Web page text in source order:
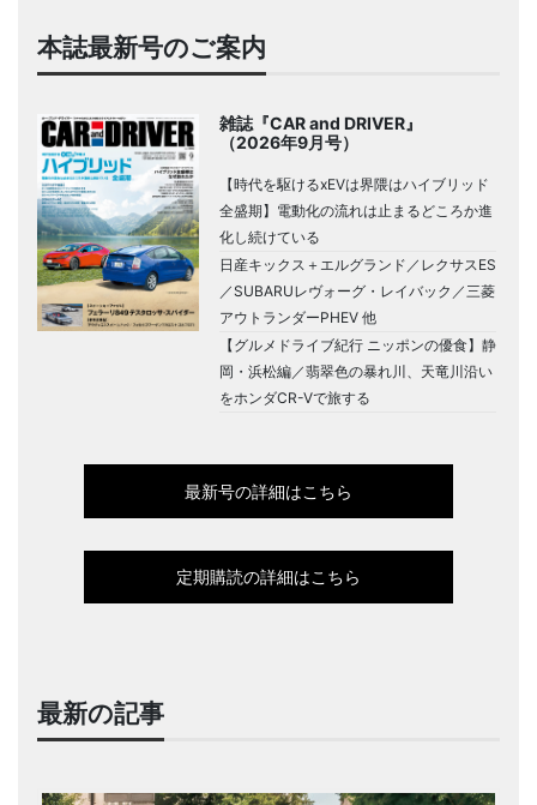
本誌最新号のご案内
雑誌『CAR and DRIVER』
（2026年9月号）
【時代を駆けるxEVは界隈はハイブリッド
全盛期】電動化の流れは止まるどころか進
化し続けている
日産キックス＋エルグランド／レクサスES
／SUBARUレヴォーグ・レイバック／三菱
アウトランダーPHEV 他
【グルメドライブ紀行 ニッポンの優食】静
岡・浜松編／翡翠色の暴れ川、天竜川沿い
をホンダCR-Vで旅する
最新号の詳細はこちら
定期購読の詳細はこちら
最新の記事